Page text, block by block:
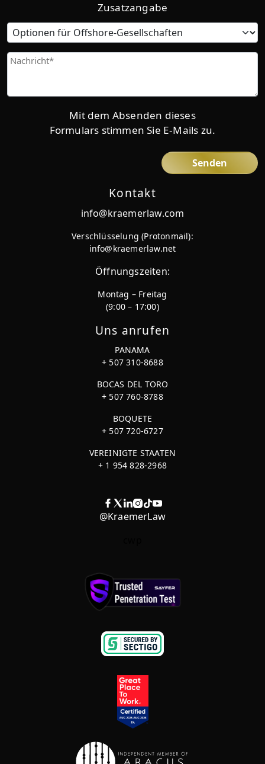
Kontakt
info@kraemerlaw.com
Verschlüsselung (Protonmail):
info@kraemerlaw.net
Öffnungszeiten:
Montag – Freitag
(9:00 – 17:00)
Uns anrufen
PANAMA
+ 507 310-8688
BOCAS DEL TORO
+ 507 760-8788
BOQUETE
+ 507 720-6727
VEREINIGTE STAATEN
+ 1 954 828-2968
@KraemerLaw
Zusatzangabe
Offshore
Corporations
Options
Give
details
Mit dem Absenden dieses
Formulars stimmen Sie E-Mails zu.